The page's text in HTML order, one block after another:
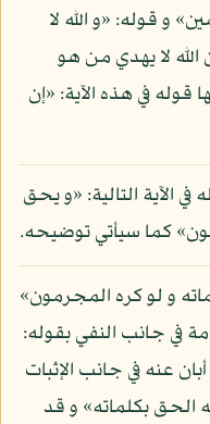
و قوله: «و الله لا
لا يهدي من هو
المؤمن: - 28، و منها قوله في هذه الآية: «إن
في الآية التالية: «و يحق
كما سيأتي توضيحه.
و لو كره المجرمون»
في جانب النفي بقوله:
عنه في جانب الإثبات
الحق بكلماته» و قد